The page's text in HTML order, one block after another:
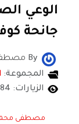
الوعي
جانحة كوفيد ـ 19
By
المجموعة:
الزيارات: 1784
مصطفى